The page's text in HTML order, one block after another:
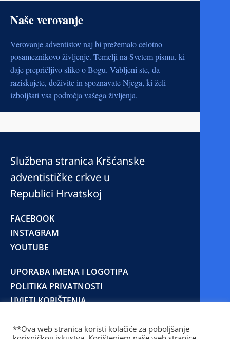
Naše verovanje
Verovanje adventistov naj bi prežemalo celotno
posameznikovo življenje. Temelji na Svetem pismu, ki
daje prepričljivo sliko o Bogu. Vabljeni ste, da
raziskujete, doživite in spoznavate Njega, ki želi
izboljšati vsa področja vašega življenja.
Službena stranica Kršćanske
adventističke crkve u
Republici Hrvatskoj
FACEBOOK
INSTAGRAM
YOUTUBE
UPORABA IMENA I LOGOTIPA
POLITIKA PRIVATNOSTI
UVJETI KORIŠTENJA
**Ova web stranica koristi kolačiće za poboljšanje